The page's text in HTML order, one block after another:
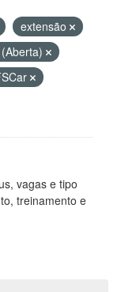
extensão
vagas e tipo
treinamento e